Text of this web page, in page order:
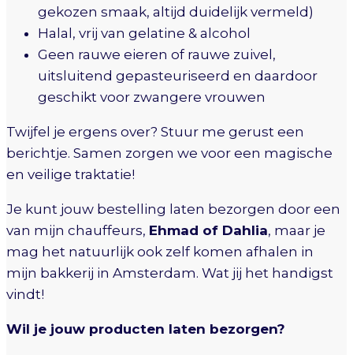
gekozen smaak, altijd duidelijk vermeld)
Halal, vrij van gelatine & alcohol
Geen rauwe eieren of rauwe zuivel,
uitsluitend gepasteuriseerd en daardoor
geschikt voor zwangere vrouwen
Twijfel je ergens over? Stuur me gerust een
berichtje. Samen zorgen we voor een magische
en veilige traktatie!
Je kunt jouw bestelling laten bezorgen door een
van mijn chauffeurs, Ehmad of Dahlia, maar je
mag het natuurlijk ook zelf komen afhalen in
mijn bakkerij in Amsterdam. Wat jij het handigst
vindt!
Wil je jouw producten laten bezorgen?